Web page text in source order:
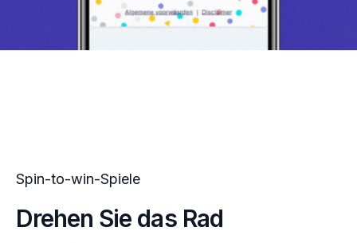
Spin-to-win-Spiele
Drehen Sie das Rad